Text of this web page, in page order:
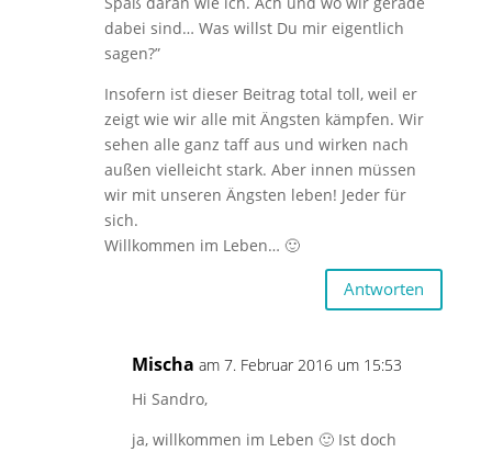
dabei sind… Was willst Du mir eigentlich
sagen?”
Insofern ist dieser Beitrag total toll, weil er
zeigt wie wir alle mit Ängsten kämpfen. Wir
sehen alle ganz taff aus und wirken nach
außen vielleicht stark. Aber innen müssen
wir mit unseren Ängsten leben! Jeder für
sich.
Willkommen im Leben… 🙂
Antworten
Mischa am 7. Februar 2016 um 15:53
Hi Sandro,
ja, willkommen im Leben 🙂 Ist doch